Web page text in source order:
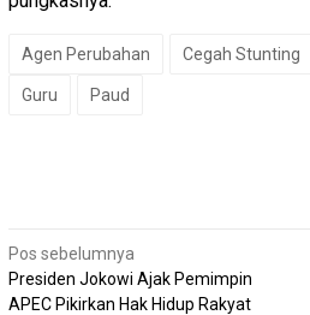
Agen Perubahan Cegah Stunting
Guru Paud
Navigasi
pos
Pos sebelumnya
Presiden Jokowi Ajak Pemimpin
APEC Pikirkan Hak Hidup Rakyat